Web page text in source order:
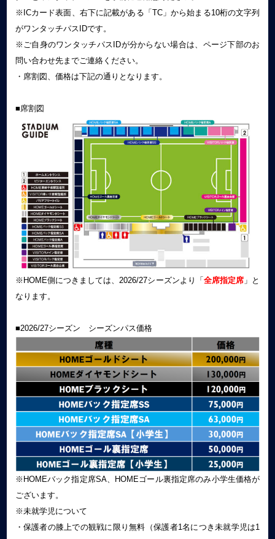
※ICカード表面、右下に記載がある「TC」から始まる10桁の文字列
がワンタッチパスIDです。
※ご自身のワンタッチパスIDが分からない場合は、ページ下部のお
問い合わせ先までご連絡ください。
・席割図、価格は下記の通りとなります。
■席割図
※HOME側につきましては、2026/27シーズンより「 全席指定席 」と
なります。
■2026/27シーズン シーズンパス価格
※HOMEバック指定席SA、HOMEゴール裏指定席のみ小学生価格が
ございます。
※未就学児について
・保護者の膝上での観戦に限り無料（保護者1名につき未就学児は1